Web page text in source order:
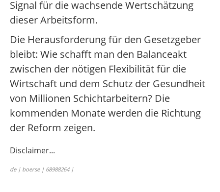
Signal für die wachsende Wertschätzung
dieser Arbeitsform.
Die Herausforderung für den Gesetzgeber
bleibt: Wie schafft man den Balanceakt
zwischen der nötigen Flexibilität für die
Wirtschaft und dem Schutz der Gesundheit
von Millionen Schichtarbeitern? Die
kommenden Monate werden die Richtung
der Reform zeigen.
Disclaimer...
de | boerse | 68988264 |